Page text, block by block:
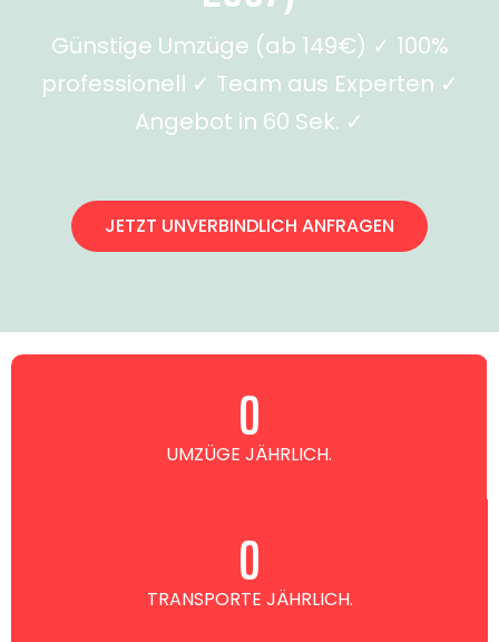
Günstige Umzüge (ab 149€) ✓ 100%
professionell ✓ Team aus Experten ✓
Angebot in 60 Sek. ✓
JETZT UNVERBINDLICH ANFRAGEN
UMZÜGE JÄHRLICH.
0
TRANSPORTE JÄHRLICH.
0